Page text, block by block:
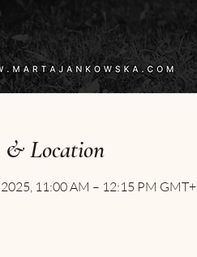
& Location
11:00 AM – 12:15 PM